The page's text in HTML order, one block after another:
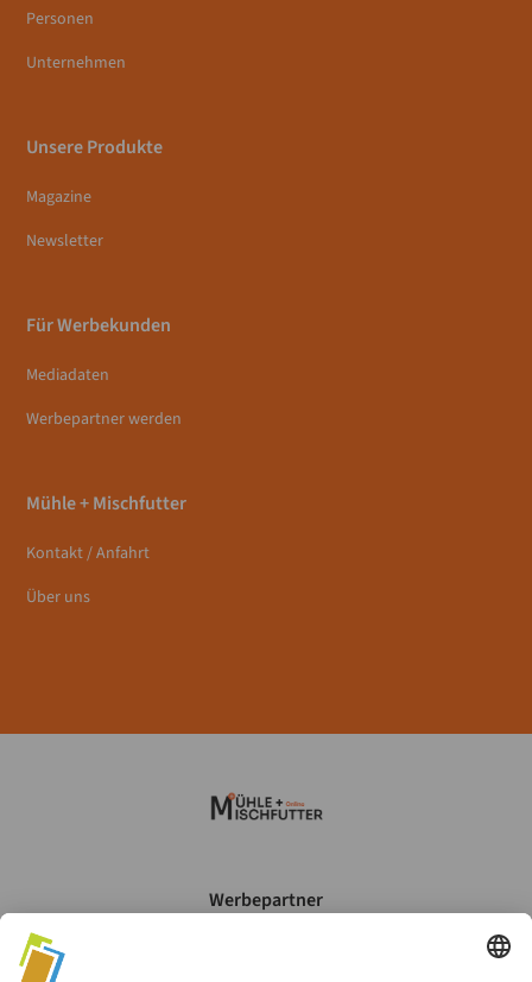
Personen
Unternehmen
Unsere Produkte
Magazine
Newsletter
Für Werbekunden
Mediadaten
Werbepartner werden
Mühle + Mischfutter
Kontakt / Anfahrt
Über uns
Werbepartner